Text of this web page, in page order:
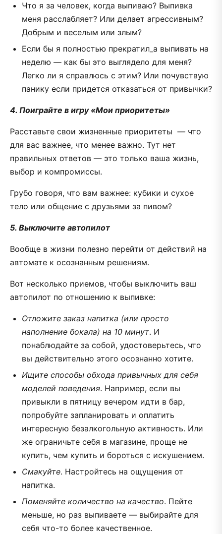
Что я за человек, когда выпиваю? Выпивка
меня расслабляет? Или делает агрессивным?
Добрым и веселым или злым?
Если бы я полностью прекратил_а выпивать на
неделю — как бы это выглядело для меня?
Легко ли я справлюсь с этим? Или почувствую
панику если придется отказаться от привычки?
4. Поиграйте в игру «Мои приоритеты»
Расставьте свои жизненные приоритеты — что
для вас важнее, что менее важно. Тут нет
правильных ответов — это только ваша жизнь,
выбор и компромиссы.
Грубо говоря, что вам важнее: кубики и сухое
тело или общение с друзьями за пивом?
5. Выключите автопилот
Вообще в жизни полезно перейти от действий на
автомате к осознанным решениям.
Вот несколько приемов, чтобы выключить ваш
автопилот по отношению к выпивке:
Отложите заказ напитка (или просто
наполнение бокала) на 10 минут. И
понаблюдайте за собой, удостоверьтесь, что
вы действительно этого осознанно хотите.
Ищите способы обхода привычных для себя
моделей поведения. Например, если вы
привыкли в пятницу вечером идти в бар,
попробуйте запланировать и оплатить
интересную безалкогольную активность. Или
же ограничьте себя в магазине, проще не
купить, чем купить и бороться с искушением.
Смакуйте. Настройтесь на ощущения от
напитка.
Поменяйте количество на качество. Пейте
меньше, но раз выпиваете — выбирайте для
себя что-то более качественное.